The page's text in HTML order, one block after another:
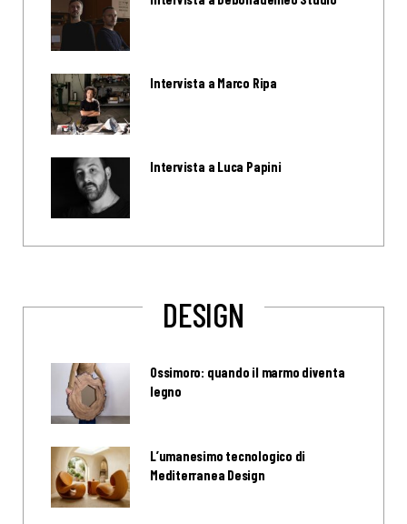
Intervista a Marco Ripa
Intervista a Luca Papini
DESIGN
Ossimoro: quando il marmo diventa
legno
L’umanesimo tecnologico di
Mediterranea Design